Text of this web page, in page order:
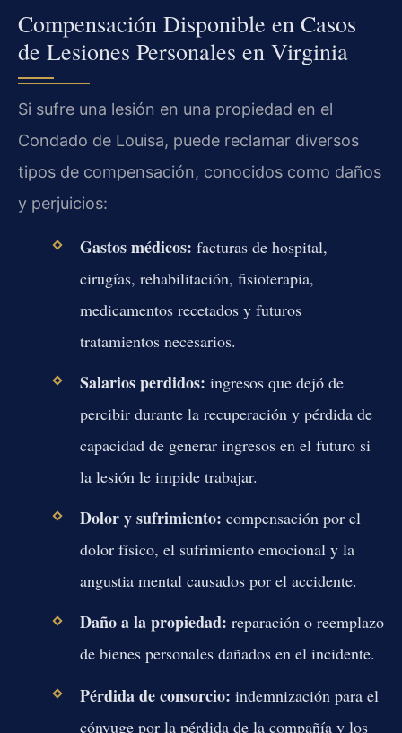
Compensación Disponible en Casos
de Lesiones Personales en Virginia
Si sufre una lesión en una propiedad en el
Condado de Louisa, puede reclamar diversos
tipos de compensación, conocidos como daños
y perjuicios:
Gastos médicos: facturas de hospital,
cirugías, rehabilitación, fisioterapia,
medicamentos recetados y futuros
tratamientos necesarios.
Salarios perdidos: ingresos que dejó de
percibir durante la recuperación y pérdida de
capacidad de generar ingresos en el futuro si
la lesión le impide trabajar.
Dolor y sufrimiento: compensación por el
dolor físico, el sufrimiento emocional y la
angustia mental causados por el accidente.
Daño a la propiedad: reparación o reemplazo
de bienes personales dañados en el incidente.
Pérdida de consorcio: indemnización para el
cónyuge por la pérdida de la compañía y los